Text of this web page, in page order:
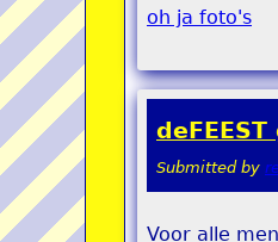
oh ja foto's
Submitted by
Voor alle